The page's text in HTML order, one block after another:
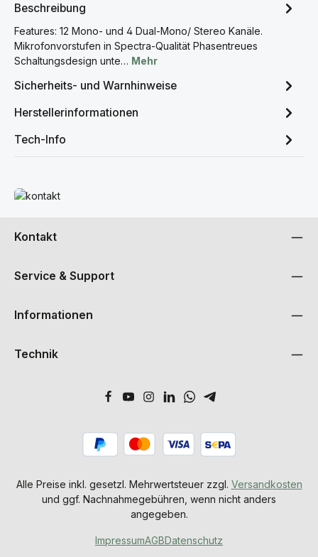
Beschreibung
Features: 12 Mono- und 4 Dual-Mono/ Stereo Kanäle.
Mikrofonvorstufen in Spectra-Qualität Phasentreues
Schaltungsdesign unte… Mehr
Sicherheits- und Warnhinweise
Herstellerinformationen
Tech-Info
Mehr erfahren
Kontakt
Service & Support
Informationen
Technik
Alle Preise inkl. gesetzl. Mehrwertsteuer zzgl. Versandkosten
und ggf. Nachnahmegebühren, wenn nicht anders
angegeben.
ImpressumAGBDatenschutz